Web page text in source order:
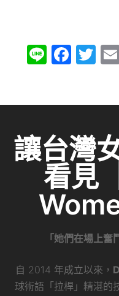
Li F
b
o
o
k
T
讓台灣
看見
「她們在場上奮
自 2014 年成立以來，
球術語「拉桿」精湛的